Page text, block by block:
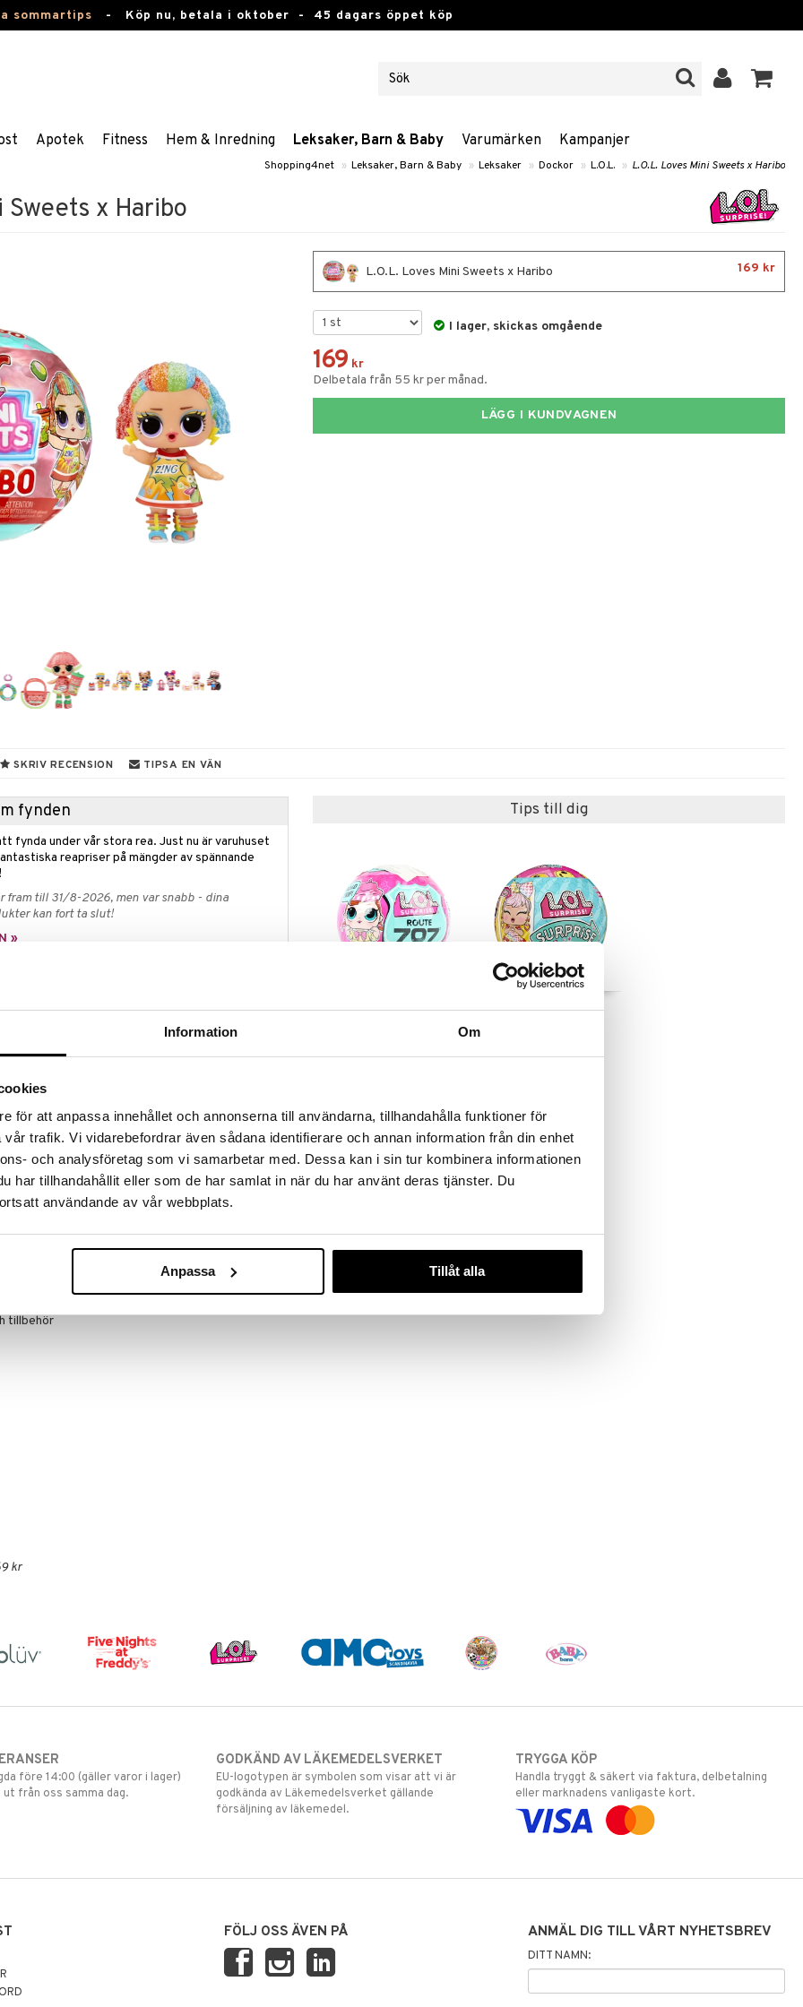
Information Om
för att anpassa innehållet och annonserna till användarna, tillhandahålla funktioner för
trafik. Vi vidarebefordrar även sådana identifierare och annan information från din enhet
och analysföretag som vi samarbetar med. Dessa kan i sin tur kombinera informationen
har tillhandahållit eller som de har samlat in när du har använt deras tjänster. Du
användande av vår webbplats.
Anpassa Tillåt alla
sommartips - Köp nu, betala i oktober - 45 dagars öppet köp
Apotek Fitness Hem & Inredning Leksaker, Barn & Baby Varumärken Kampanjer
Shopping4net » Leksaker, Barn & Baby » Leksaker » Dockor » L.O.L. » L.O.L. Loves Mini Sweets x Haribo
Sweets x Haribo
L.O.L. Loves Mini Sweets x Haribo 169 kr
I lager, skickas omgående
169 kr
Delbetala från 55 kr per månad.
LÄGG I KUNDVAGNEN
SKRIV RECENSION TIPSA EN VÄN
fynden
fynda under vår stora rea. Just nu är varuhuset
reapriser på mängder av spännande
fram till 31/8-2026, men var snabb - dina
kan fort ta slut!
»
I vår Outlet hittar du massor av produkter till
medan dina favoritprodukter fortfarande finns
med Haribo och kan nu ge dig L.O.L.
kommer med tillbehör som är inspirerade av
Haribo. Det finns 9 dockor att samla på och 7
upp med varje docka.
docka i Haribo tema
tillbehör
kr
Tips till dig
L.O.L. Surprise Route
99
L.O.L. Surprise Swap
L.O.L.
169
före 14:00 (gäller varor i lager)
från oss samma dag.
GODKÄND AV LÄKEMEDELSVERKET
EU-logotypen är symbolen som visar att vi är
godkända av Läkemedelsverket gällande
försäljning av läkemedel.
TRYGGA KÖP
Handla tryggt & säkert via faktura, delbetalning
eller marknadens vanligaste kort.
FÖLJ OSS ÄVEN PÅ ANMÄL DIG TILL VÅRT NYHETSBREV
DITT NAMN: